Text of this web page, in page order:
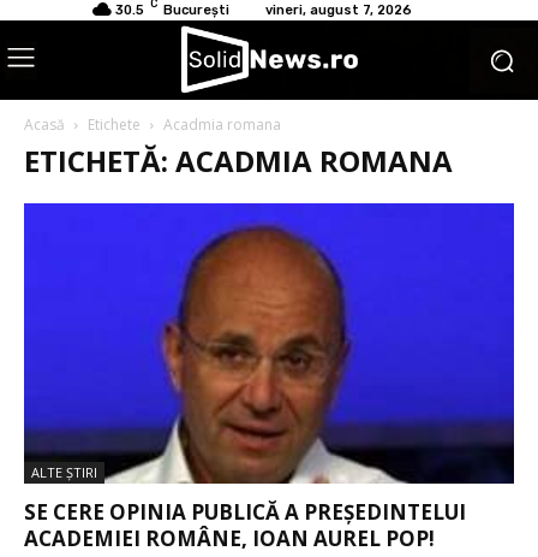
30.5 C București vineri, august 7, 2026
Acasă Etichete Acadmia romana
ETICHETĂ: ACADMIA ROMANA
ALTE ŞTIRI
SE CERE OPINIA PUBLICĂ A PREȘEDINTELUI
ACADEMIEI ROMÂNE, IOAN AUREL POP!